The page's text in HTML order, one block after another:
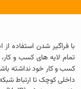
با فراگیر شدن استفاده از
تمام لایه های کسب و
کسب و کار خود نداشته
داخلی کوچک تا ارتباط